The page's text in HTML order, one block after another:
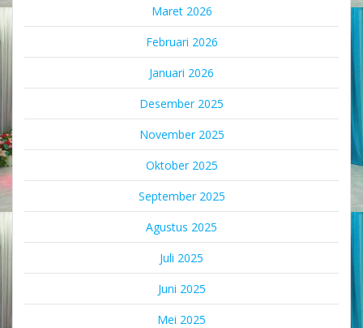
Maret 2026
Februari 2026
Januari 2026
Desember 2025
November 2025
Oktober 2025
September 2025
Agustus 2025
Juli 2025
Juni 2025
Mei 2025